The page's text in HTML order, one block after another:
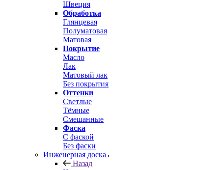
Швеция
Обработка
Глянцевая
Полуматовая
Матовая
Покрытие
Масло
Лак
Матовый лак
Без покрытия
Оттенки
Светлые
Тёмные
Смешанные
Фаска
С фаской
Без фаски
Инженерная доска
Назад